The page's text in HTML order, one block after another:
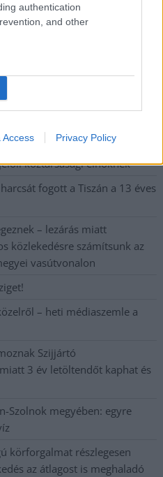
authentication
and other
Access Privacy Policy
egy kattintás, és hírlevelünk a
köztársasági elnöknek
fogott a Tiszán a 13 éves
– lezárás miatt
közlekedésre számítsunk az
vasútvonalon
– heti médiaszemle a
Szijjártó
3 év letöltendőt kaphat és
Szolnok megyében: egyre
körforgalmat részlegesen
az átlagost is meghaladó